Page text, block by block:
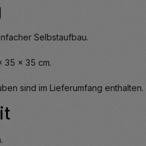
Selbstaufbau.
35 x 35 cm.
sind im Lieferumfang enthalten.